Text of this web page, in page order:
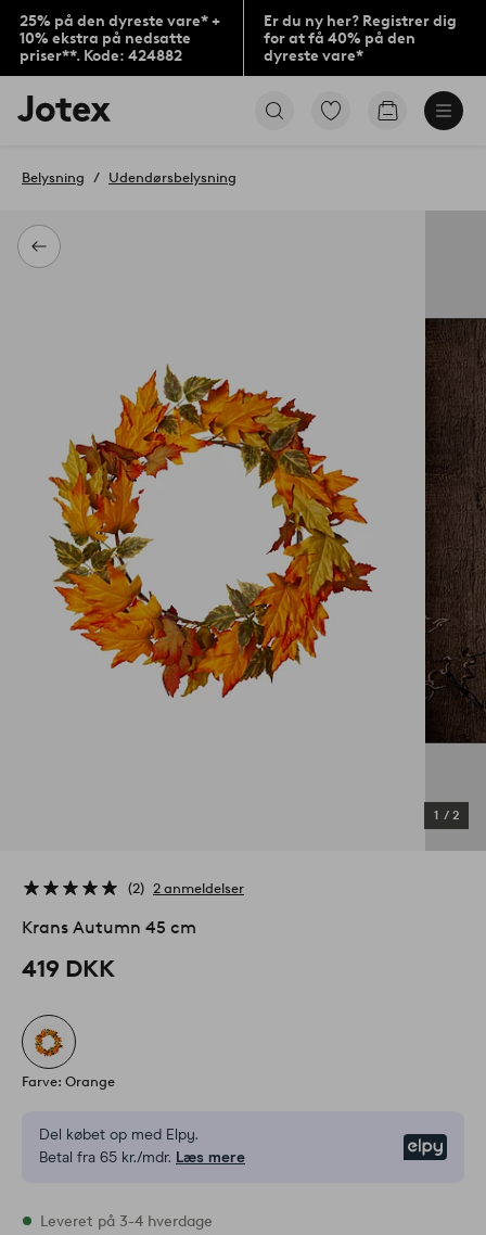
25% på den dyreste vare* +
10% ekstra på nedsatte
priser**. Kode: 424882
Er du ny her? Registrer dig
for at få 40% på den
dyreste vare*
Jotex
logo
til
Gå
Gå
Tilbage
Belysning Udendørsbelysning
1 / 2
2 2 anmeldelser
Krans Autumn 45 cm
419 DKK
Farve: Orange
Del købet op med Elpy.
Betal fra 65 kr./mdr. Læs mere
På lager
Leveret på 3-4 hverdage